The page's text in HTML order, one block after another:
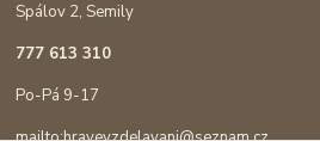
Spálov 2, Semily
777 613 310
Po-Pá 9-17